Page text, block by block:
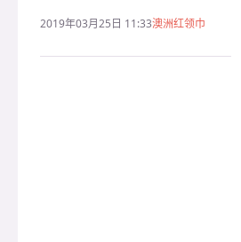
2019年03月25日 11:33澳洲红领巾